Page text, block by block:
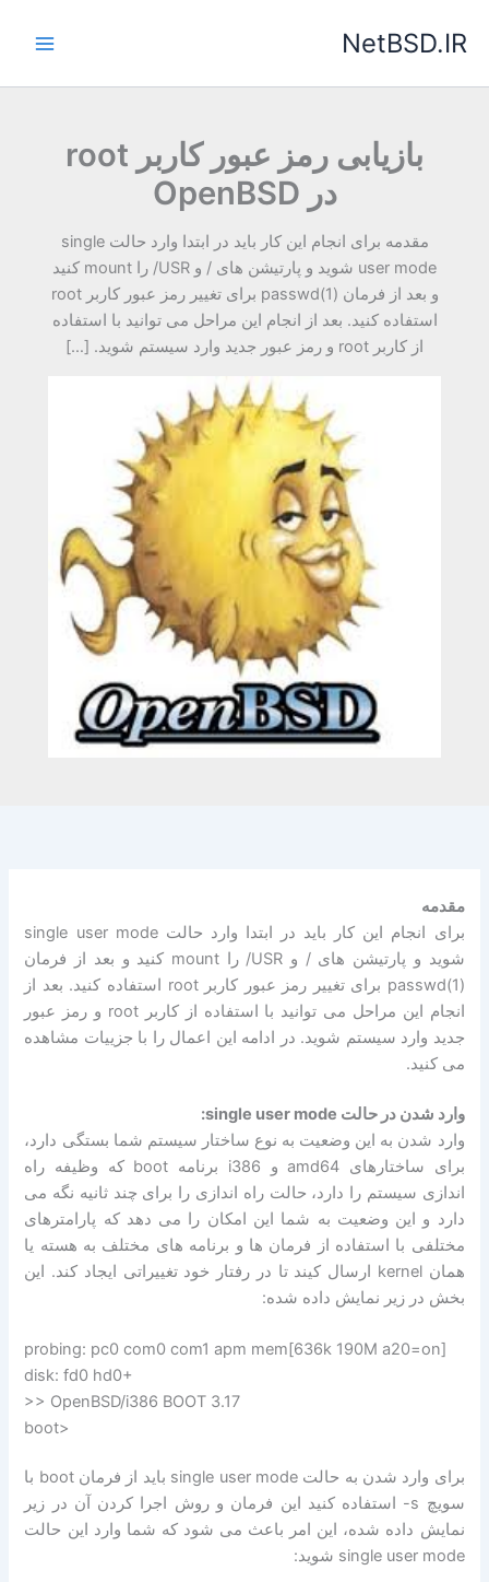
NetBSD.IR
بازیابی رمز عبور کاربر root
در OpenBSD
مقدمه برای انجام این کار باید در ابتدا وارد حالت single
user mode شوید و پارتیشن های / و USR/ را mount کنید
و بعد از فرمان (passwd(1 برای تغییر رمز عبور کاربر root
استفاده کنید. بعد از انجام این مراحل می توانید با استفاده
از کاربر root و رمز عبور جدید وارد سیستم شوید. […]
مقدمه
برای انجام این کار باید در ابتدا وارد حالت single user mode
شوید و پارتیشن های / و USR/ را mount کنید و بعد از فرمان
(passwd(1 برای تغییر رمز عبور کاربر root استفاده کنید. بعد از
انجام این مراحل می توانید با استفاده از کاربر root و رمز عبور
جدید وارد سیستم شوید. در ادامه این اعمال را با جزییات مشاهده
می کنید.
وارد شدن در حالت single user mode:
وارد شدن به این وضعیت به نوع ساختار سیستم شما بستگی دارد،
برای ساختارهای amd64 و i386 برنامه boot که وظیفه راه
اندازی سیستم را دارد، حالت راه اندازی را برای چند ثانیه نگه می
دارد و این وضعیت به شما این امکان را می دهد که پارامترهای
مختلفی با استفاده از فرمان ها و برنامه های مختلف به هسته یا
همان kernel ارسال کیند تا در رفتار خود تغییراتی ایجاد کند. این
بخش در زیر نمایش داده شده:
probing: pc0 com0 com1 apm mem[636k 190M a20=on]
disk: fd0 hd0+
>> OpenBSD/i386 BOOT 3.17
boot>
برای وارد شدن به حالت single user mode باید از فرمان boot با
سویچ s- استفاده کنید این فرمان و روش اجرا کردن آن در زیر
نمایش داده شده، این امر باعث می شود که شما وارد این حالت
single user mode شوید: